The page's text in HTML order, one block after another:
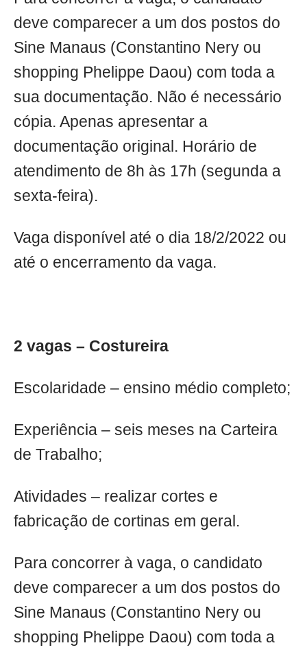
deve comparecer a um dos postos do
Sine Manaus (Constantino Nery ou
shopping Phelippe Daou) com toda a
sua documentação. Não é necessário
cópia. Apenas apresentar a
documentação original. Horário de
atendimento de 8h às 17h (segunda a
sexta-feira).
Vaga disponível até o dia 18/2/2022 ou
até o encerramento da vaga.
2 vagas – Costureira
Escolaridade – ensino médio completo;
Experiência – seis meses na Carteira
de Trabalho;
Atividades – realizar cortes e
fabricação de cortinas em geral.
Para concorrer à vaga, o candidato
deve comparecer a um dos postos do
Sine Manaus (Constantino Nery ou
shopping Phelippe Daou) com toda a